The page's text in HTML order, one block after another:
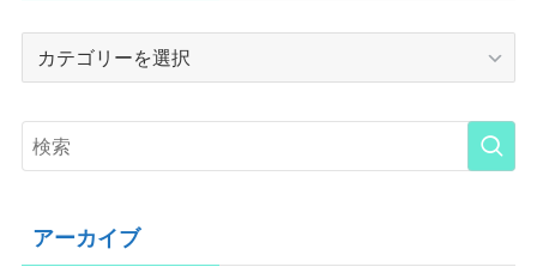
Category
アーカイブ